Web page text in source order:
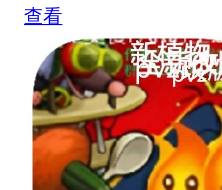
查看